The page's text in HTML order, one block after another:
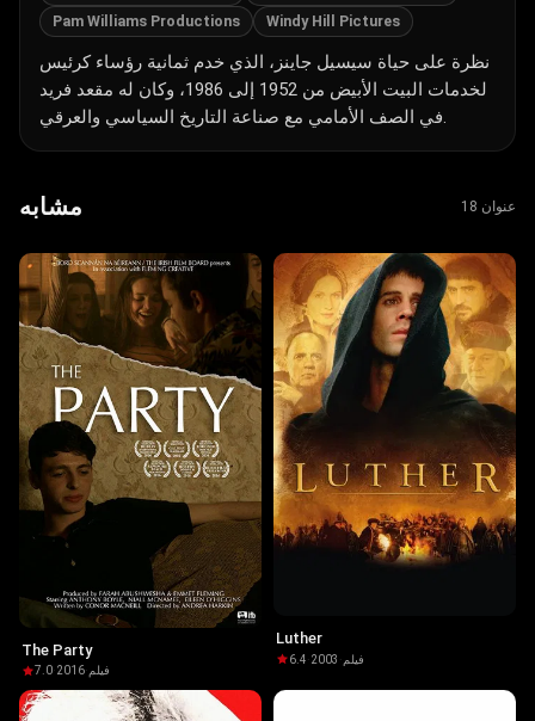
Pam Williams Productions
Windy Hill Pictures
نظرة على حياة سيسيل جاينز، الذي خدم ثمانية رؤساء كرئيس
لخدمات البيت الأبيض من 1952 إلى 1986، وكان له مقعد فريد
في الصف الأمامي مع صناعة التاريخ السياسي والعرقي.
مشابه 18 عنوان
The Party
7.0·2016·فيلم
Luther
6.4·2003 · فيلم